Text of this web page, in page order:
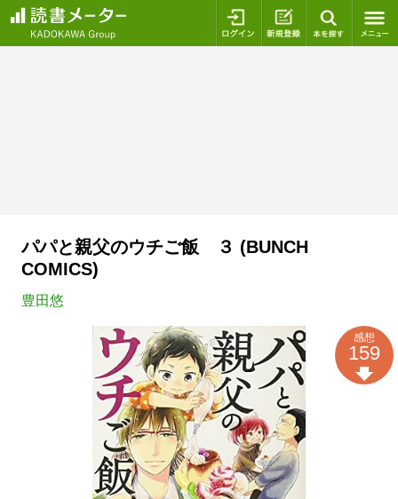
ログイン 新規登録
パパと親父のウチご飯 ３ (BUNCH
COMICS)
豊田悠
感想
159